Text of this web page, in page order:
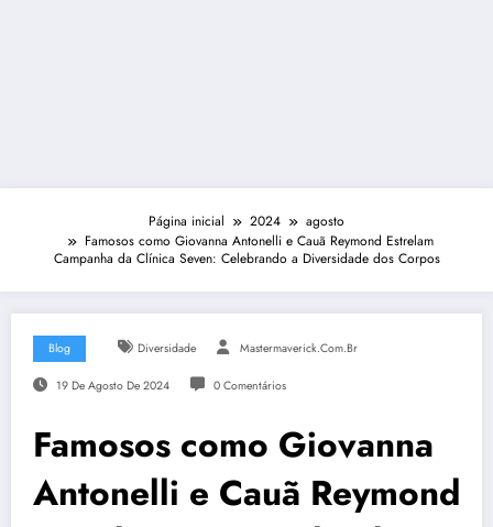
Página inicial 2024
agosto
Famosos como Giovanna Antonelli e Cauã Reymond Estrelam
Campanha da Clínica Seven: Celebrando a Diversidade dos Corpos
Blog Diversidade Mastermaverick.com.br
19 De Agosto De 2024 0 Comentários
Famosos como Giovanna
Antonelli e Cauã Reymond